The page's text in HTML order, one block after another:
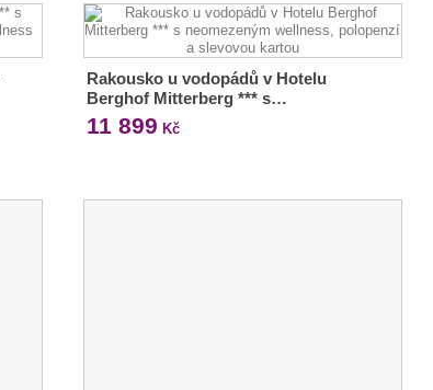
Rakousko u vodopádů v Hotelu
Berghof Mitterberg *** s…
11 899 Kč